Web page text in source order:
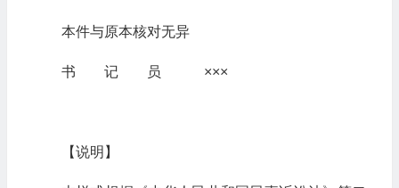
本件与原本核对无异
书 记 员 ×××
【说明】